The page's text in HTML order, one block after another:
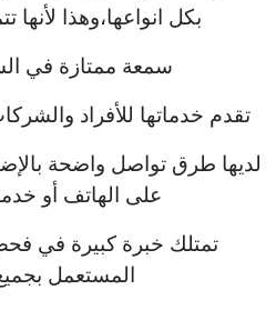
بكل انواعها،وهذا لأنها
سمعة ممتازة في
تقدم خدماتها للأفراد
لديها طرق تواصل واضحة
على الهاتف أو
تمتلك خبرة كبيرة في
المستعمل